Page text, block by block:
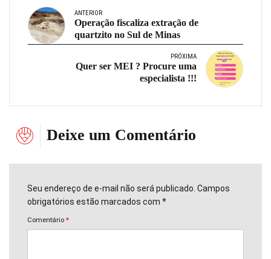
ANTERIOR
Operação fiscaliza extração de
quartzito no Sul de Minas
PRÓXIMA
Quer ser MEI ? Procure uma
especialista !!!
Deixe um Comentário
Seu endereço de e-mail não será publicado. Campos
obrigatórios estão marcados com *
Comentário *